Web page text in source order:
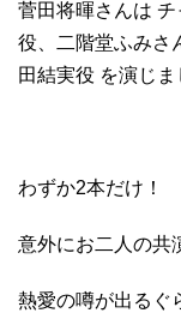
菅田将暉さんは
役、二階堂ふみさ
田結実役 を演じま
わずか2本だけ！
意外にお二人の共
熱愛の噂が出るぐ